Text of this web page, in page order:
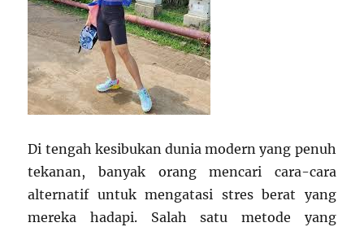
Di tengah kesibukan dunia modern yang penuh
tekanan, banyak orang mencari cara-cara
alternatif untuk mengatasi stres berat yang
mereka hadapi. Salah satu metode yang